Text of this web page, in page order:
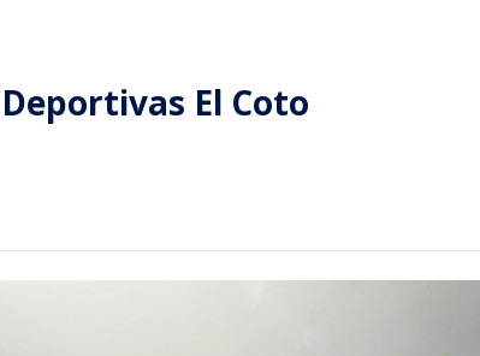
El Coto